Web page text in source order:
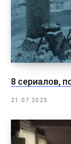
8 сериалов,
21.07.2025